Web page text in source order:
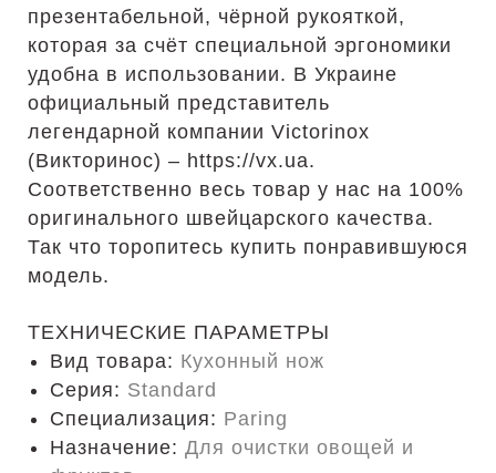
презентабельной, чёрной рукояткой,
которая за счёт специальной эргономики
удобна в использовании. В Украине
официальный представитель
легендарной компании Victorinox
(Викторинос) – https://vx.ua.
Соответственно весь товар у нас на 100%
оригинального швейцарского качества.
Так что торопитесь купить понравившуюся
модель.
ТЕХНИЧЕСКИЕ ПАРАМЕТРЫ
Вид товара: Кухонный нож
Серия: Standard
Специализация: Paring
Назначение: Для очистки овощей и